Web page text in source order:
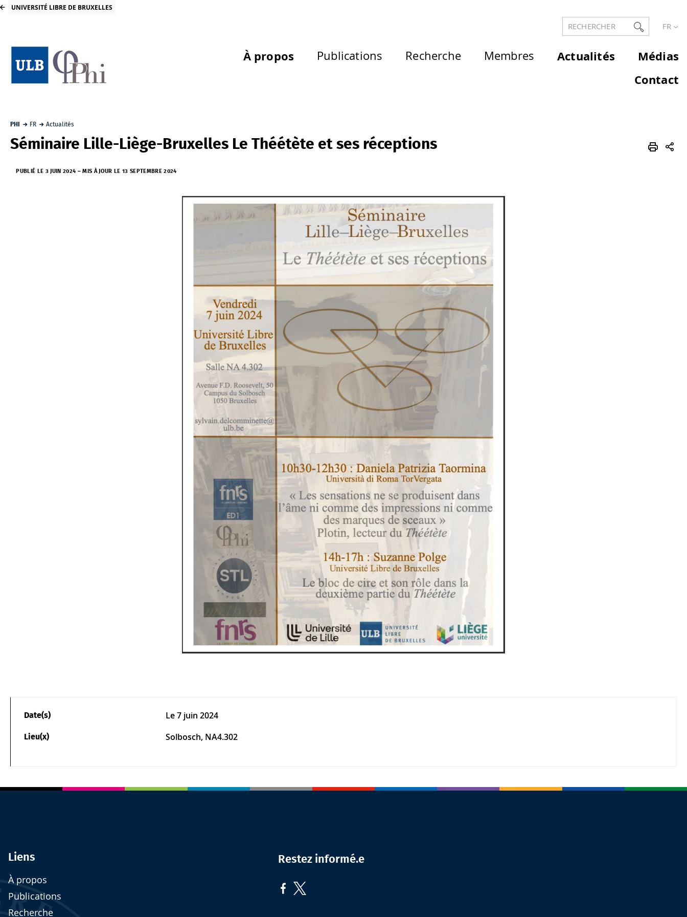
UNIVERSITÉ LIBRE DE BRUXELLES
RECHERCHER FR
À propos Publications Recherche Membres Actualités
Médias
Contact
PHI FR Actualités
Séminaire Lille-Liège-Bruxelles Le Théétète et ses réceptions
PUBLIÉ LE 3 JUIN 2024 – MIS À JOUR LE 13 SEPTEMBRE 2024
Date(s) Le7 juin 2024
Lieu(x) Solbosch, NA4.302
Liens
À propos
Publications
Recherche
Restez informé.e